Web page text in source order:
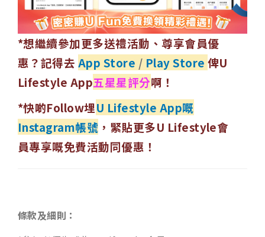
*想繼續參加更多送禮活動、尊享會員優
惠？記得去 App Store / Play Store 俾U
Lifestyle App五星星評分啊！
*快啲Follow埋U Lifestyle App嘅
Instagram帳號 ，緊貼更多U Lifestyle會
員專享嘅免費活動同優惠！
條款及細則：